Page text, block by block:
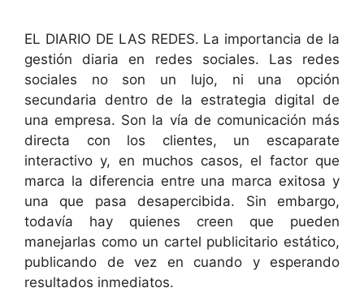
EL DIARIO DE LAS REDES. La importancia de la
gestión diaria en redes sociales. Las redes
sociales no son un lujo, ni una opción
secundaria dentro de la estrategia digital de
una empresa. Son la vía de comunicación más
directa con los clientes, un escaparate
interactivo y, en muchos casos, el factor que
marca la diferencia entre una marca exitosa y
una que pasa desapercibida. Sin embargo,
todavía hay quienes creen que pueden
manejarlas como un cartel publicitario estático,
publicando de vez en cuando y esperando
resultados inmediatos.